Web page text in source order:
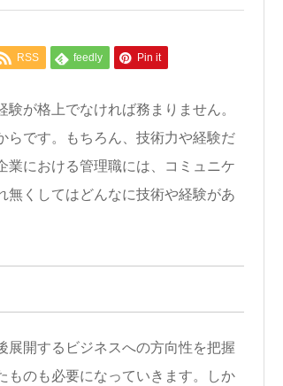
RSS feedly Pin it
が格上でなければ務まりません。
らです。もちろん、技術力や経験だ
業における管理職には、コミュニケ
無くしてはどんなに技術や経験があ
展開するビジネスへの方向性を把握
ものも必要になっていきます。しか